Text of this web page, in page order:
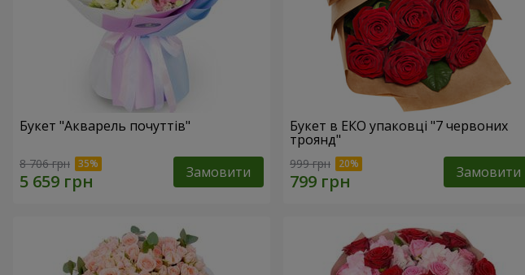
Букет "Акварель почуттів"
8 706 грн Замовити
Букет в ЕКО упаковці "7 червоних
троянд"
999 грн Замовити